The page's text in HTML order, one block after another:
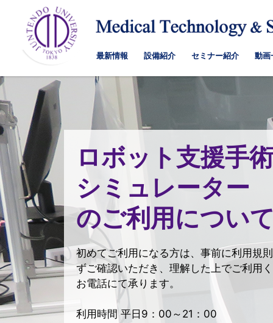
最新情報 設備紹介 セミナー紹介 動画
ロボット支援手術
シミュレーター
のご利用につい
初めてご利用になる方は、事前に利用規
ずご確認いただき、理解した上でご利用
お電話にて承ります。
利用時間 平日9：00～21：00